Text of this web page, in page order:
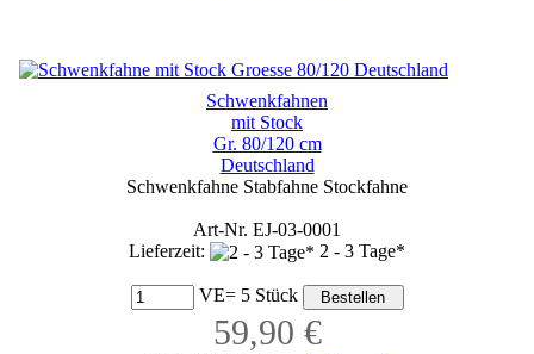
Schwenkfahnen
mit Stock
Gr. 80/120 cm
Deutschland
Schwenkfahne Stabfahne Stockfahne
Art-Nr. EJ-03-0001
Lieferzeit:
2 - 3 Tage*
VE= 5 Stück
59,90 €